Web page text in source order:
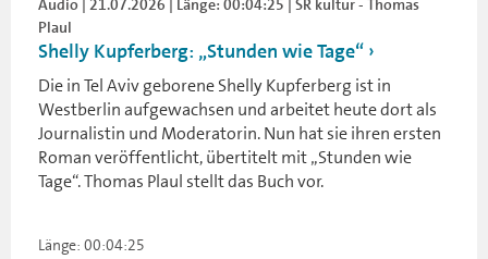
Plaul
Shelly Kupferberg: „Stunden wie Tage“
Die in Tel Aviv geborene Shelly Kupferberg ist in
Westberlin aufgewachsen und arbeitet heute dort als
Journalistin und Moderatorin. Nun hat sie ihren ersten
Roman veröffentlicht, übertitelt mit „Stunden wie
Tage“. Thomas Plaul stellt das Buch vor.
Länge: 00:04:25